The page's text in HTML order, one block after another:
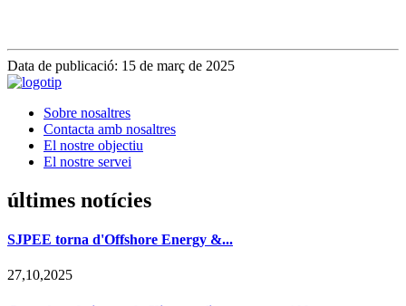
Data de publicació: 15 de març de 2025
Sobre nosaltres
Contacta amb nosaltres
El nostre objectiu
El nostre servei
últimes notícies
SJPEE torna d'Offshore Energy &...
27,10,2025